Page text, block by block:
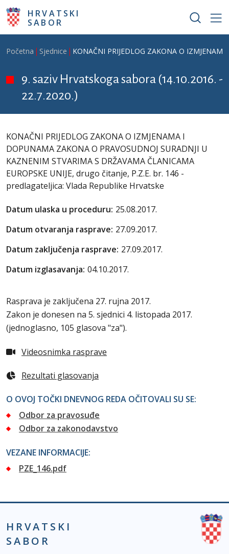
Skoči na glavni sadržaj
HRVATSKI
SABOR
Breadcrumb
Početna Sjednice KONAČNI PRIJEDLOG ZAKONA O
9. saziv Hrvatskoga sabora (14.10.2016. -
22.7.2020.)
KONAČNI PRIJEDLOG ZAKONA O IZMJENAMA I
DOPUNAMA ZAKONA O PRAVOSUDNOJ SURADNJI U
KAZNENIM STVARIMA S DRŽAVAMA ČLANICAMA
EUROPSKE UNIJE, drugo čitanje, P.Z.E. br. 146 -
predlagateljica: Vlada Republike Hrvatske
Datum ulaska u proceduru: 25.08.2017.
Datum otvaranja rasprave: 27.09.2017.
Datum zaključenja rasprave: 27.09.2017.
Datum izglasavanja: 04.10.2017.
Rasprava je zaključena 27. rujna 2017.
Zakon je donesen na 5. sjednici 4. listopada 2017.
(jednoglasno, 105 glasova "za").
Videosnimka rasprave
Rezultati glasovanja
O OVOJ TOČKI DNEVNOG REDA OČITOVALI SU SE:
Odbor za pravosuđe
Odbor za zakonodavstvo
VEZANE INFORMACIJE:
PZE_146.pdf
HRVATSKI
SABOR